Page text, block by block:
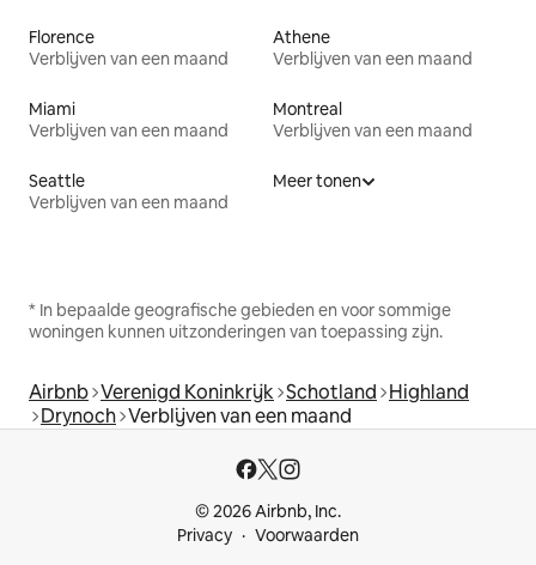
Florence
Verblijven van een maand
Athene
Verblijven van een maand
Miami
Verblijven van een maand
Montreal
Verblijven van een maand
Seattle
Verblijven van een maand
Meer tonen
* In bepaalde geografische gebieden en voor sommige
woningen kunnen uitzonderingen van toepassing zijn.
Airbnb Verenigd Koninkrijk Schotland Highland
Drynoch Verblijven van een maand
© 2026 Airbnb, Inc.
Privacy
Voorwaarden